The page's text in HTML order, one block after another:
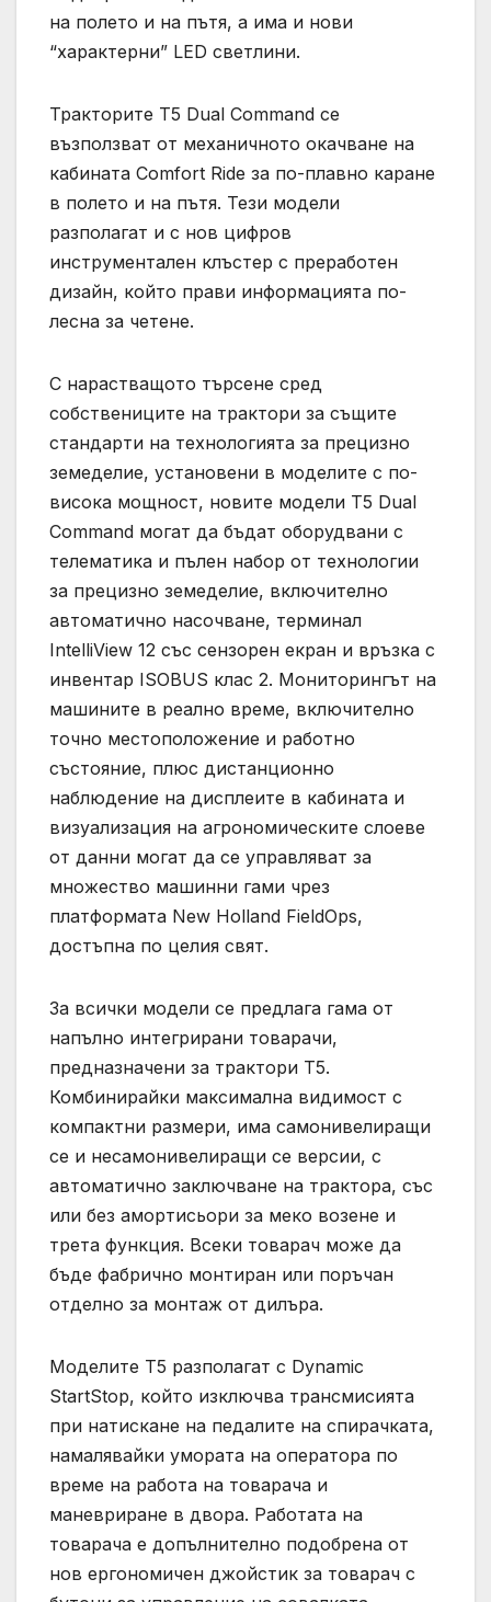
на полето и на пътя, а има и нови
“характерни” LED светлини.
Тракторите T5 Dual Command се
възползват от механичното окачване на
кабината Comfort Ride за по-плавно каране
в полето и на пътя. Тези модели
разполагат и с нов цифров
инструментален клъстер с преработен
дизайн, който прави информацията по-
лесна за четене.
С нарастващото търсене сред
собствениците на трактори за същите
стандарти на технологията за прецизно
земеделие, установени в моделите с по-
висока мощност, новите модели T5 Dual
Command могат да бъдат оборудвани с
телематика и пълен набор от технологии
за прецизно земеделие, включително
автоматично насочване, терминал
IntelliView 12 със сензорен екран и връзка с
инвентар ISOBUS клас 2. Мониторингът на
машините в реално време, включително
точно местоположение и работно
състояние, плюс дистанционно
наблюдение на дисплеите в кабината и
визуализация на агрономическите слоеве
от данни могат да се управляват за
множество машинни гами чрез
платформата New Holland FieldOps,
достъпна по целия свят.
За всички модели се предлага гама от
напълно интегрирани товарачи,
предназначени за трактори T5.
Комбинирайки максимална видимост с
компактни размери, има самонивелиращи
се и несамонивелиращи се версии, с
автоматично заключване на трактора, със
или без амортисьори за меко возене и
трета функция. Всеки товарач може да
бъде фабрично монтиран или поръчан
отделно за монтаж от дилъра.
Моделите T5 разполагат с Dynamic
StartStop, който изключва трансмисията
при натискане на педалите на спирачката,
намалявайки умората на оператора по
време на работа на товарача и
маневриране в двора. Работата на
товарача е допълнително подобрена от
нов ергономичен джойстик за товарач с